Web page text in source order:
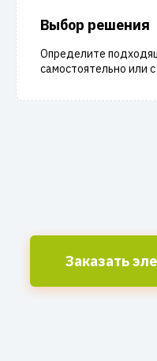
Выбор решения
Определите
самостоятельно или
Заказать